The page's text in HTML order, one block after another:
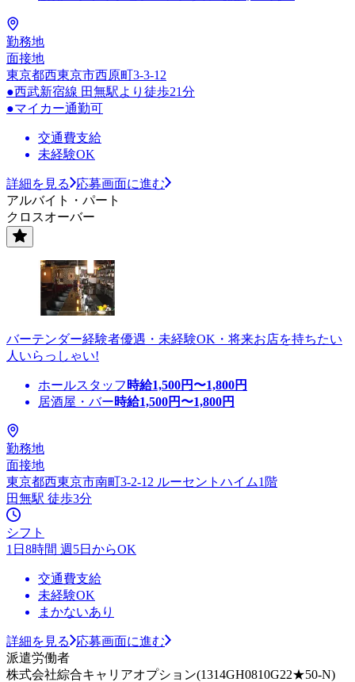
勤務地
面接地
東京都西東京市西原町3-3-12
●西武新宿線 田無駅より徒歩21分
●マイカー通勤可
交通費支給
未経験OK
詳細を見る
応募画面に進む
アルバイト・パート
クロスオーバー
バーテンダー経験者優遇・未経験OK・将来お店を持ちたい
人いらっしゃい!
ホールスタッフ 時給1,500円〜1,800円
居酒屋・バー時給1,500円〜1,800円
勤務地
面接地
東京都西東京市南町3-2-12 ルーセントハイム1階
田無駅 徒歩3分
シフト
1日8時間 週5日からOK
交通費支給
未経験OK
まかないあり
詳細を見る
応募画面に進む
派遣労働者
株式会社綜合キャリアオプション(1314GH0810G22★50-N)